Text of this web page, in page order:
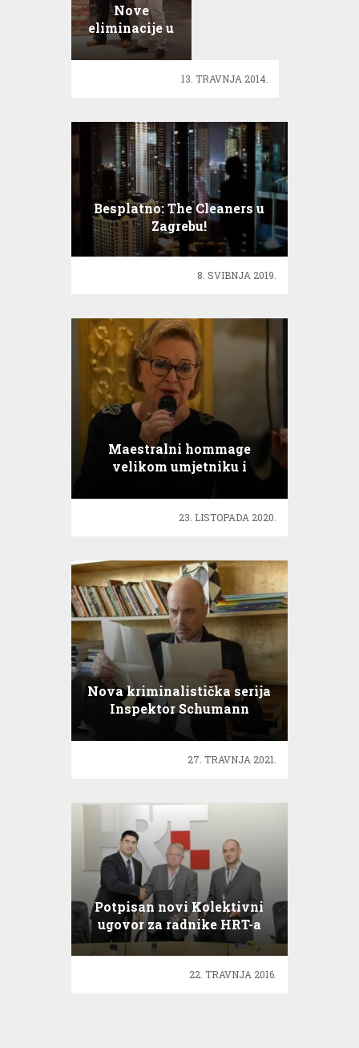
Nove
eliminacije u
Masterchef
kuhinji!
13. TRAVNJA 2014.
Besplatno: The Cleaners u
Zagrebu!
8. SVIBNJA 2019.
Maestralni hommage
velikom umjetniku i
čovjeku Tonku Maroeviću
23. LISTOPADA 2020.
Nova kriminalistička serija
Inspektor Schumann
27. TRAVNJA 2021.
Potpisan novi Kolektivni
ugovor za radnike HRT-a
22. TRAVNJA 2016.